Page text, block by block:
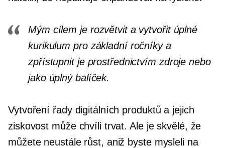
Mým cílem je rozvětvit a vytvořit úplné
kurikulum pro základní ročníky a
zpřístupnit je prostřednictvím zdroje nebo
jako úplný balíček.
Vytvoření řady digitálních produktů a jejich
ziskovost může chvíli trvat. Ale je skvělé, že
můžete neustále růst, aniž byste mysleli na